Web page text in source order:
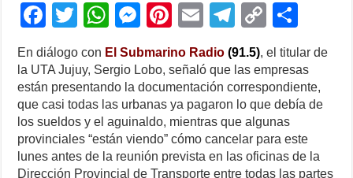
F
a
c
e
b
o
o
T
tt
er
W
h
at
s
A
p
p
M
ss
e
n
g
er
Pi
nt
er
e
st
E
m
ail
T
el
e
gr
a
m
C
o
p
y
Li
n
k
h
ar
e
En diálogo con El Submarino Radio (91.5), el titular de
la UTA Jujuy, Sergio Lobo, señaló que las empresas
están presentando la documentación correspondiente,
que casi todas las urbanas ya pagaron lo que debía de
los sueldos y el aguinaldo, mientras que algunas
provinciales “están viendo” cómo cancelar para este
lunes antes de la reunión prevista en las oficinas de la
Dirección Provincial de Transporte entre todas las partes